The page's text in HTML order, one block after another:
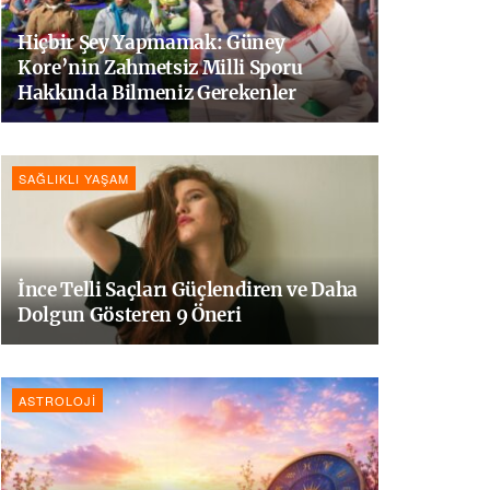
Hiçbir Şey Yapmamak: Güney
Kore’nin Zahmetsiz Milli Sporu
Hakkında Bilmeniz Gerekenler
SAĞLIKLI YAŞAM
İnce Telli Saçları Güçlendiren ve Daha
Dolgun Gösteren 9 Öneri
ASTROLOJI